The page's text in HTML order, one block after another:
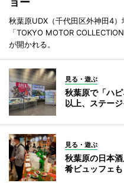
秋葉原UDX（千代田区外神田4
「TOKYO MOTOR
が開かれる。
見る・遊ぶ
秋葉原で「ハ
以上、ステー
見る・遊ぶ
秋葉原の日本
肴ビュッフェも